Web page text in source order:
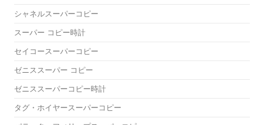
シャネルスーパーコピー
スーパー コピー時計
セイコースーパーコピー
ゼニススーパー コピー
ゼニススーパーコピー時計
タグ・ホイヤースーパーコピー